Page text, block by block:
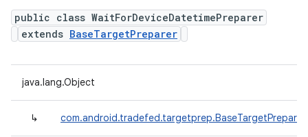
public class WaitForDeviceDatetimePreparer
extends BaseTargetPreparer
java.lang.Object
↳ com.android.tradefed.targetprep.BaseTargetPreparer